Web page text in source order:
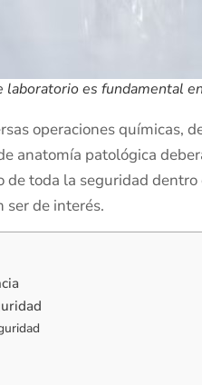
es fundamental
operaciones químicas,
anatomía patológica
toda la seguridad
ser de interés.